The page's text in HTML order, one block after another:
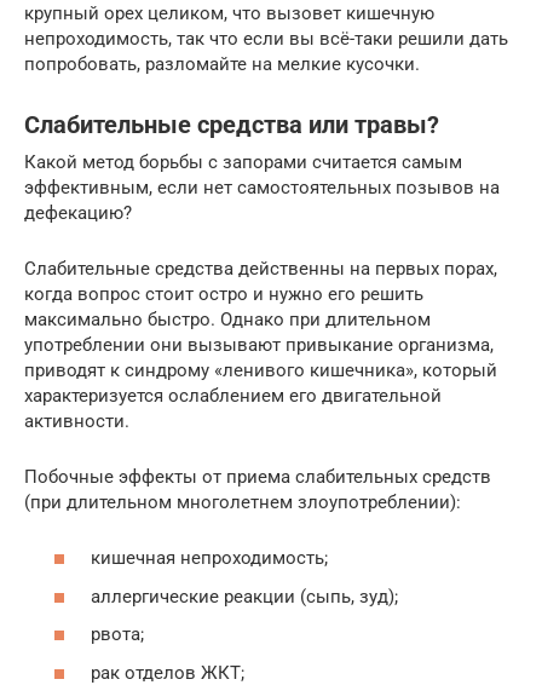
крупный орех целиком, что вызовет кишечную
непроходимость, так что если вы всё-таки решили дать
попробовать, разломайте на мелкие кусочки.
Слабительные средства или травы?
Какой метод борьбы с запорами считается самым
эффективным, если нет самостоятельных позывов на
дефекацию?
Слабительные средства действенны на первых порах,
когда вопрос стоит остро и нужно его решить
максимально быстро. Однако при длительном
употреблении они вызывают привыкание организма,
приводят к синдрому «ленивого кишечника», который
характеризуется ослаблением его двигательной
активности.
Побочные эффекты от приема слабительных средств
(при длительном многолетнем злоупотреблении):
кишечная непроходимость;
аллергические реакции (сыпь, зуд);
рвота;
рак отделов ЖКТ;